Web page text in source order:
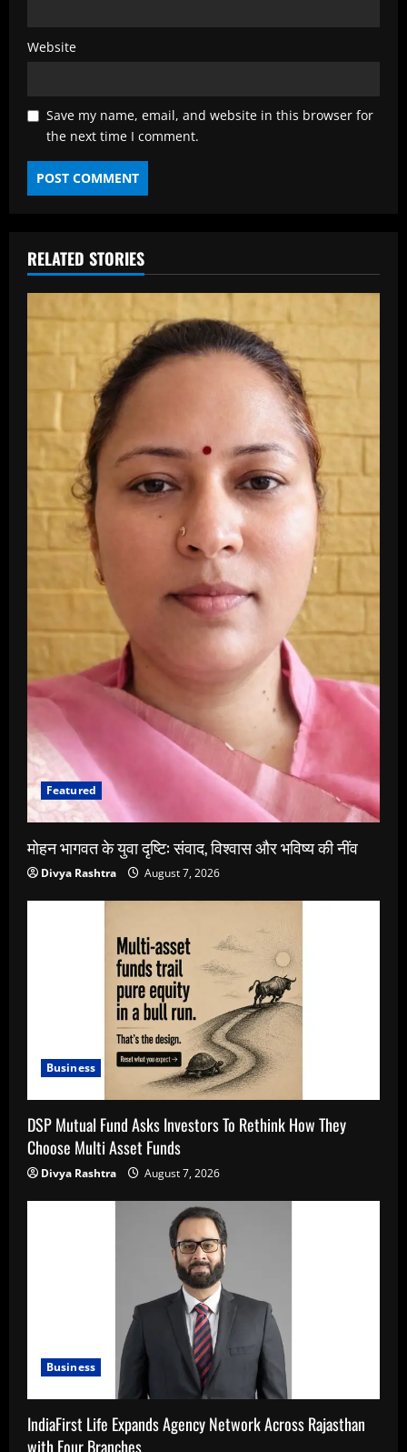
Website
Save my name, email, and website in this browser for
the next time I comment.
RELATED STORIES
Featured
मोहन भागवत के युवा दृष्टि: संवाद, विश्वास और भविष्य की नींव
Divya Rashtra August 7, 2026
Business
DSP Mutual Fund Asks Investors To Rethink How They
Choose Multi Asset Funds
Divya Rashtra August 7, 2026
Business
IndiaFirst Life Expands Agency Network Across Rajasthan
with Four Branches